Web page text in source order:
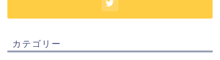
カテゴリー